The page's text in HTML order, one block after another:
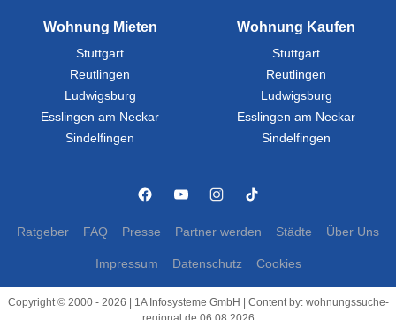
Wohnung Mieten
Stuttgart
Reutlingen
Ludwigsburg
Esslingen am Neckar
Sindelfingen
Wohnung Kaufen
Stuttgart
Reutlingen
Ludwigsburg
Esslingen am Neckar
Sindelfingen
Ratgeber FAQ Presse Partner werden Städte Über Uns
Impressum Datenschutz Cookies
Copyright © 2000 - 2026 | 1A Infosysteme GmbH | Content by: wohnungssuche-